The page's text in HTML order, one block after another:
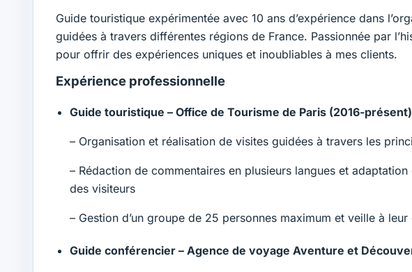
Guide touristique expérimentée avec 10 ans d’expérience dans
guidées à travers différentes régions de France. Passionnée par
pour offrir des expériences uniques et inoubliables à mes clients.
Expérience professionnelle
Guide touristique – Office de Tourisme de Paris (2016-présent)
– Organisation et réalisation de visites guidées à travers les
– Rédaction de commentaires en plusieurs langues et
des visiteurs
– Gestion d’un groupe de 25 personnes maximum et veille à
Guide conférencier – Agence de voyage Aventure et